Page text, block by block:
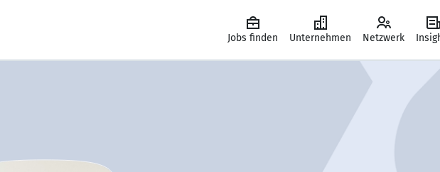
Jobs finden Unternehmen Netzwerk